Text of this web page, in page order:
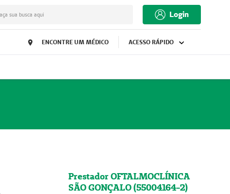
sua busca aqui Login
ENCONTRE UM MÉDICO ACESSO RÁPIDO
Prestador OFTALMOCLÍNICA
SÃO GONÇALO (55004164-2)